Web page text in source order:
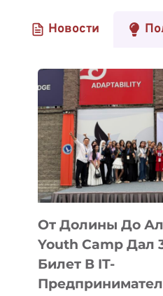
Новости
От Долины До
Youth Camp Дал
Билет В IT-